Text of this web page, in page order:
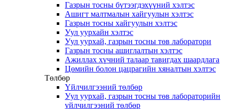
Газрын тосны бүтээгдэхүүний хэлтэс
Ашигт малтмалын хайгуулын хэлтэс
Газрын тосны хайгуулын хэлтэс
Уул уурхайн хэлтэс
Уул уурхай, газрын тосны төв лаборатори
Газрын тосны ашиглалтын хэлтэс
Ажиллах хүчний талаар тавигдах шаардлага
Цөмийн болон цацрагийн хяналтын хэлтэс
Төлбөр
Үйлчилгээний төлбөр
Уул уурхай, газрын тосны төв лабораторийн
үйлчилгээний төлбөр